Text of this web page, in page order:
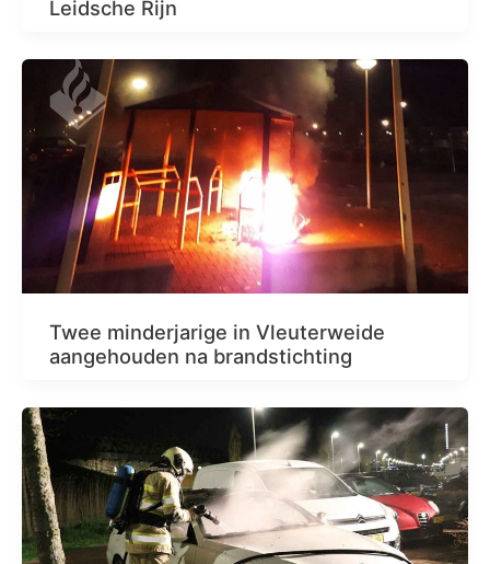
Leidsche Rijn
Twee minderjarige in Vleuterweide
aangehouden na brandstichting